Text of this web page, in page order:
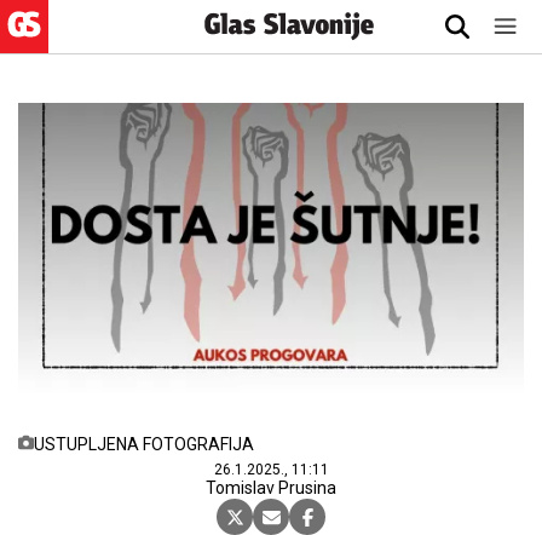
USTUPLJENA FOTOGRAFIJA
26.1.2025., 11:11
Tomislav Prusina